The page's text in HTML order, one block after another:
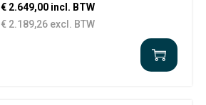
€ 2.649,00 incl. BTW
€ 2.189,26 excl. BTW